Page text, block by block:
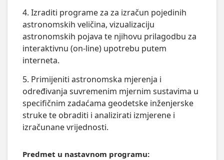
4. Izraditi programe za za izračun pojedinih
astronomskih veličina, vizualizaciju
astronomskih pojava te njihovu prilagodbu za
interaktivnu (on-line) upotrebu putem
interneta.
5. Primijeniti astronomska mjerenja i
određivanja suvremenim mjernim sustavima u
specifičnim zadaćama geodetske inženjerske
struke te obraditi i analizirati izmjerene i
izračunane vrijednosti.
Predmet u nastavnom programu: